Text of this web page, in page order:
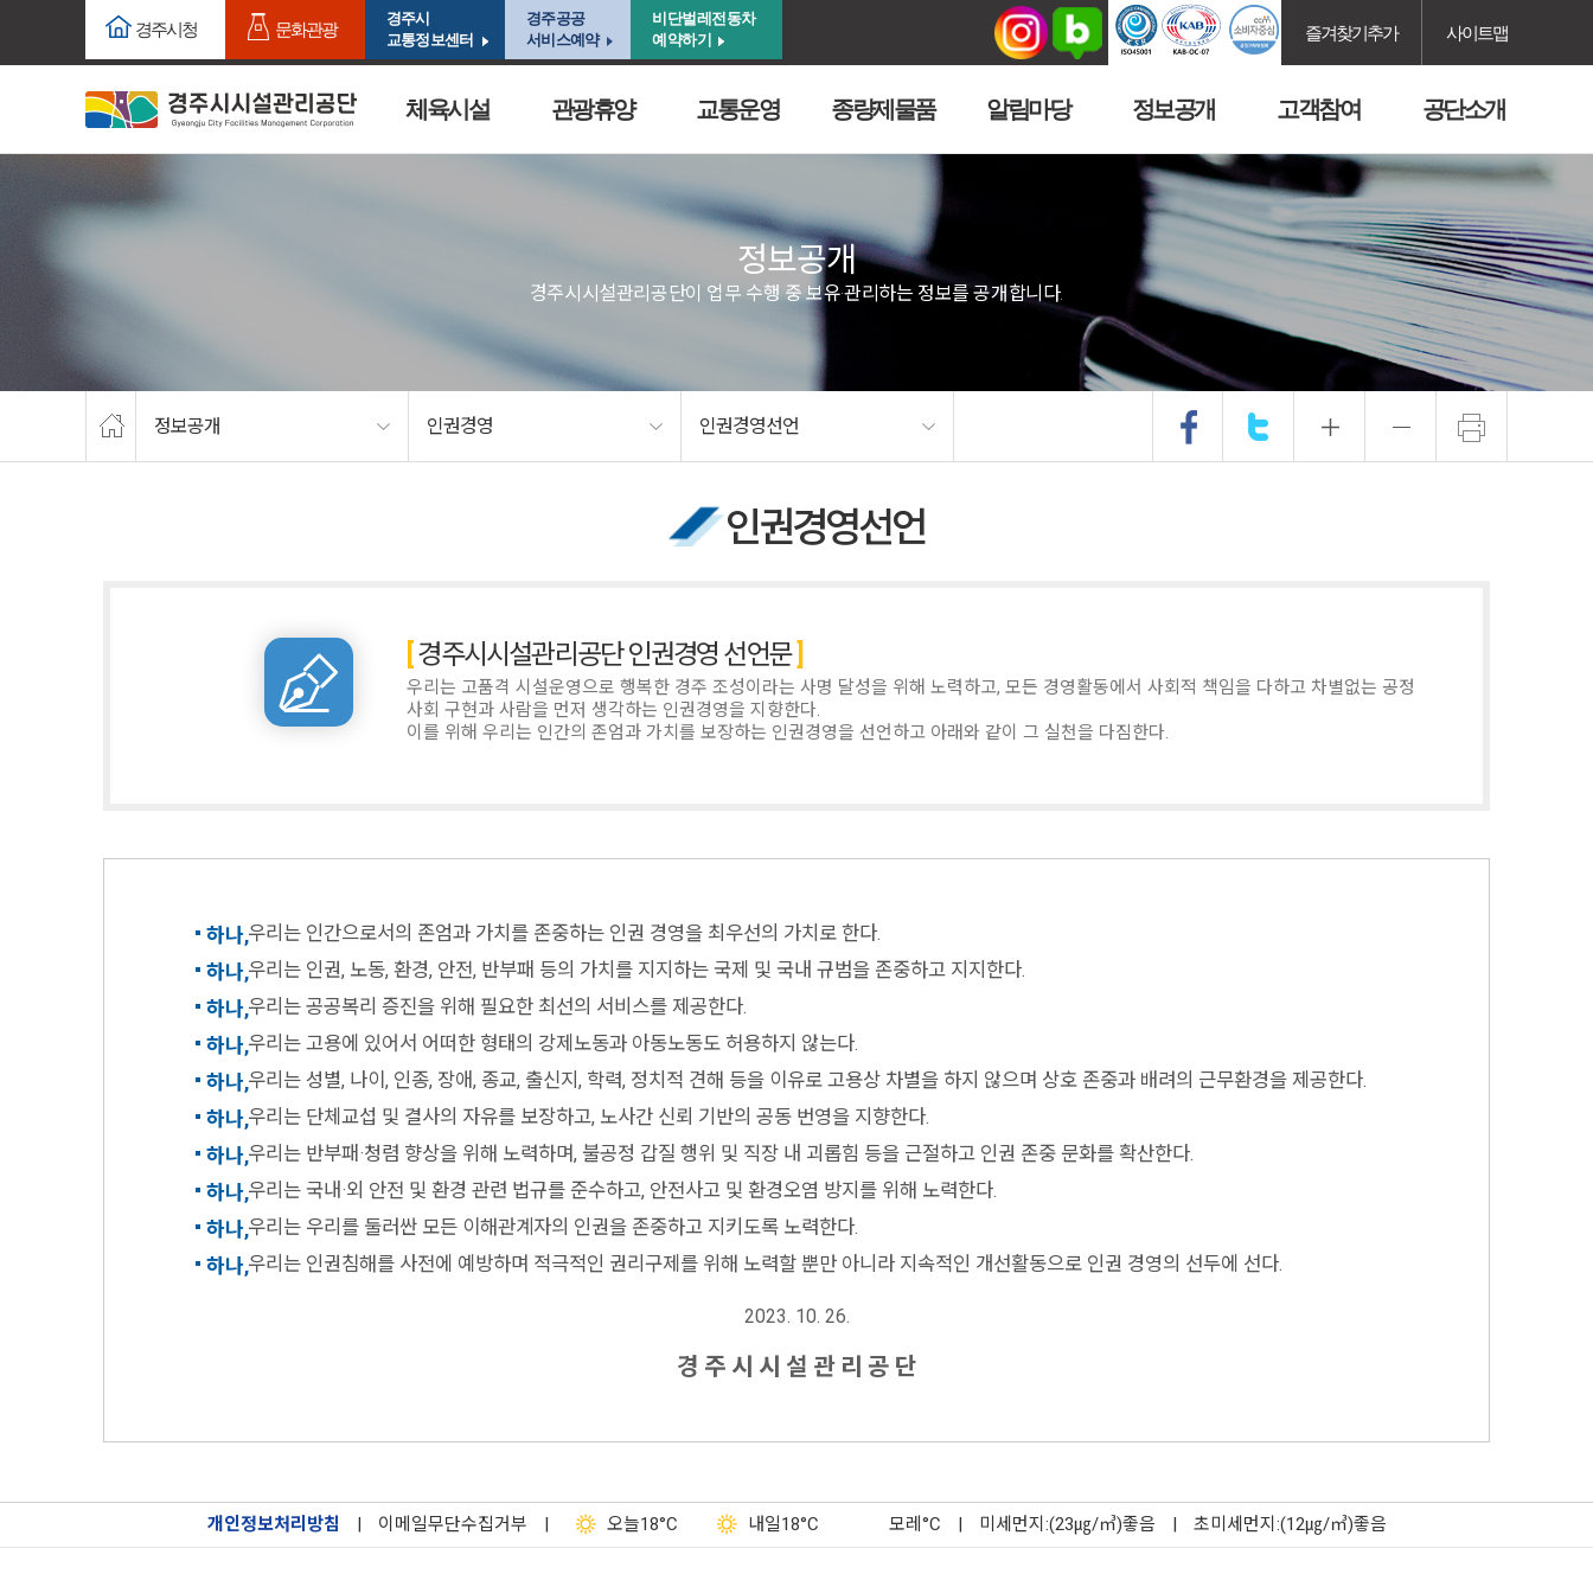
주요메뉴로 건너뛰기
경주시청 문화관광
경주시
교통정보센터
경주공공
서비스예약
비단벌레전동차
예약하기
즐겨찾기추가 사이트맵
체육시설 관광휴양 교통운영 종량제물품 알림마당 정보공개 고객참여 공단소개
정보공개
경주시시설관리공단이 업무 수행 중 보유·관리하는 정보를 공개합니다.
정보공개 인권경영 인권경영선언
인권경영선언
경주시시설관리공단 인권경영 선언문
우리는 고품격 시설운영으로 행복한 경주 조성이라는 사명 달성을 위해 노력하고, 모든 경영활동에서 사회적 책임을 다하고 차별없는 공정
사회 구현과 사람을 먼저 생각하는 인권경영을 지향한다.
이를 위해 우리는 인간의 존엄과 가치를 보장하는 인권경영을 선언하고 아래와 같이 그 실천을 다짐한다.
하나,우리는 인간으로서의 존엄과 가치를 존중하는 인권 경영을 최우선의 가치로 한다.
하나,우리는 인권, 노동, 환경, 안전, 반부패 등의 가치를 지지하는 국제 및 국내 규범을 존중하고 지지한다.
하나,우리는 공공복리 증진을 위해 필요한 최선의 서비스를 제공한다.
하나,우리는 고용에 있어서 어떠한 형태의 강제노동과 아동노동도 허용하지 않는다.
하나,우리는 성별, 나이, 인종, 장애, 종교, 출신지, 학력, 정치적 견해 등을 이유로 고용상 차별을 하지 않으며 상호 존중과 배려의 근무환경을 제공한다.
하나,우리는 단체교섭 및 결사의 자유를 보장하고, 노사간 신뢰 기반의 공동 번영을 지향한다.
하나,우리는 반부패·청렴 향상을 위해 노력하며, 불공정 갑질 행위 및 직장 내 괴롭힘 등을 근절하고 인권 존중 문화를 확산한다.
하나,우리는 국내·외 안전 및 환경 관련 법규를 준수하고, 안전사고 및 환경오염 방지를 위해 노력한다.
하나,우리는 우리를 둘러싼 모든 이해관계자의 인권을 존중하고 지키도록 노력한다.
하나,우리는 인권침해를 사전에 예방하며 적극적인 권리구제를 위해 노력할 뿐만 아니라 지속적인 개선활동으로 인권 경영의 선두에 선다.
2023. 10. 26.
경 주 시 시 설 관 리 공 단
개인정보처리방침 이메일무단수집거부 오늘18°C 내일18°C 모레 °C 미세먼지:(23㎍/㎥)좋음 초미세먼지:(12㎍/㎥)좋음